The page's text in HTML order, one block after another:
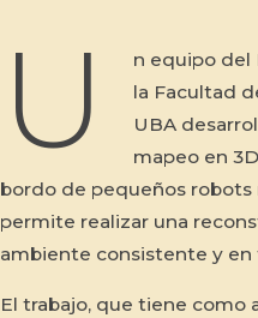
U
n equipo del
la Facultad
UBA
mapeo en
bordo de pequeños
permite realizar una
ambiente consistente y en
El trabajo, que tiene como